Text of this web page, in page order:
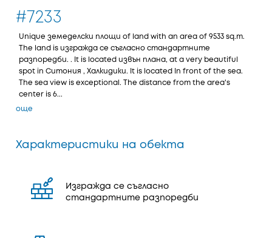
#7233
Unique земеделски площи of land with an area of 9533 sq.m.
The land is изгражда се съгласно стандартните
разпоредби. . It is located извън плана, at a very beautiful
spot in Ситония , Халкидики. It is located In front of the sea.
The sea view is exceptional. The distance from the area's
center is 6...
още
Характеристики на обекта
Изгражда се съгласно
стандартните разпоредби